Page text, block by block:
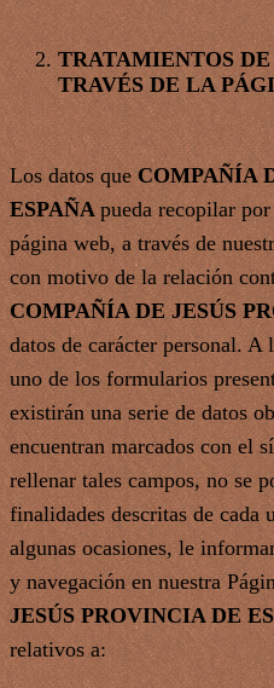
TRATAMIENTOS
TRAVÉS DE LA
Los datos que COMPAÑÍA
ESPAÑA pueda recopilar
página web, a través de
con motivo de la relación
COMPAÑÍA DE JESÚS
datos de carácter personal.
uno de los formularios
existirán una serie de datos
encuentran marcados con el
rellenar tales campos, no se
finalidades descritas de
algunas ocasiones, le
y navegación en nuestra
JESÚS PROVINCIA DE
relativos a: